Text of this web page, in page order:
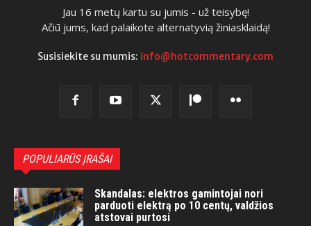
Jau 16 metų kartu su jumis - už teisybę!
Ačiū jums, kad palaikote alternatyvią žiniasklaidą!
Susisiekite su mumis: info@hotcommentary.com
POPULIARŪS ĮRAŠAI
Skandalas: elektros gamintojai nori
parduoti elektrą po 10 centų, valdžios
atstovai purtosi